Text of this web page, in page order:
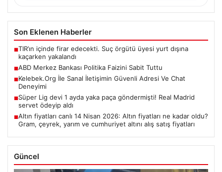
Son Eklenen Haberler
■TIR’ın içinde firar edecekti. Suç örgütü üyesi yurt dışına
kaçarken yakalandı
■ABD Merkez Bankası Politika Faizini Sabit Tuttu
■Kelebek.Org İle Sanal İletişimin Güvenli Adresi Ve Chat
Deneyimi
■Süper Lig devi 1 ayda yaka paça göndermişti! Real Madrid
servet ödeyip aldı
■Altın fiyatları canlı 14 Nisan 2026: Altın fiyatları ne kadar oldu?
Gram, çeyrek, yarım ve cumhuriyet altını alış satış fiyatları
Güncel